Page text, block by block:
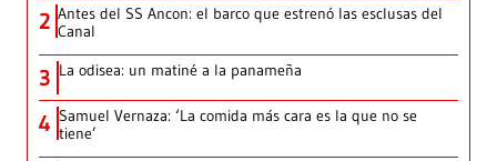
2 Antes del SS Ancon: el barco que estrenó las esclusas del
Canal
3 La odisea: un matiné a la panameña
4 Samuel Vernaza: ‘La comida más cara es la que no se
tiene’